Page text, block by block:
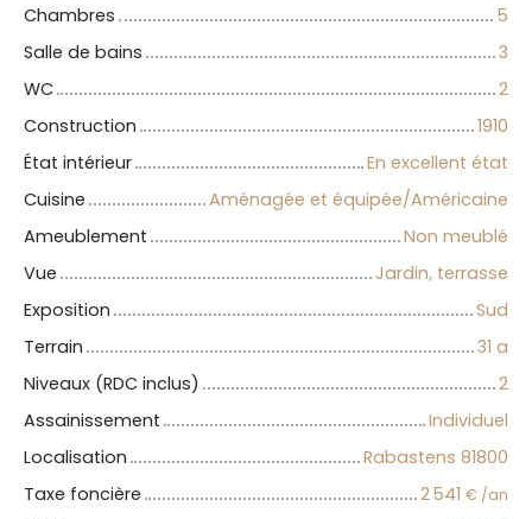
Chambres
5
Salle de bains
3
WC
2
Construction
1910
État intérieur
En excellent état
Cuisine
Aménagée et équipée/Américaine
Ameublement
Non meublé
Vue
Jardin, terrasse
Exposition
Sud
Terrain
31 a
Niveaux (RDC inclus)
2
Assainissement
Individuel
Localisation
Rabastens 81800
Taxe foncière
2 541 € /an